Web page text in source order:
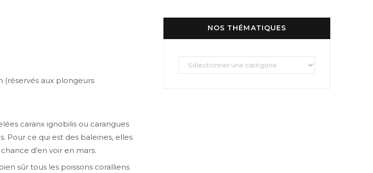
(réservés aux plongeurs
caranx ignobilis ou carangues
Pour ce qui est des baleines, elles
d’en voir en mars.
sûr tous les poissons coralliens
NOS THÉMATIQUES
Nos
thématiques